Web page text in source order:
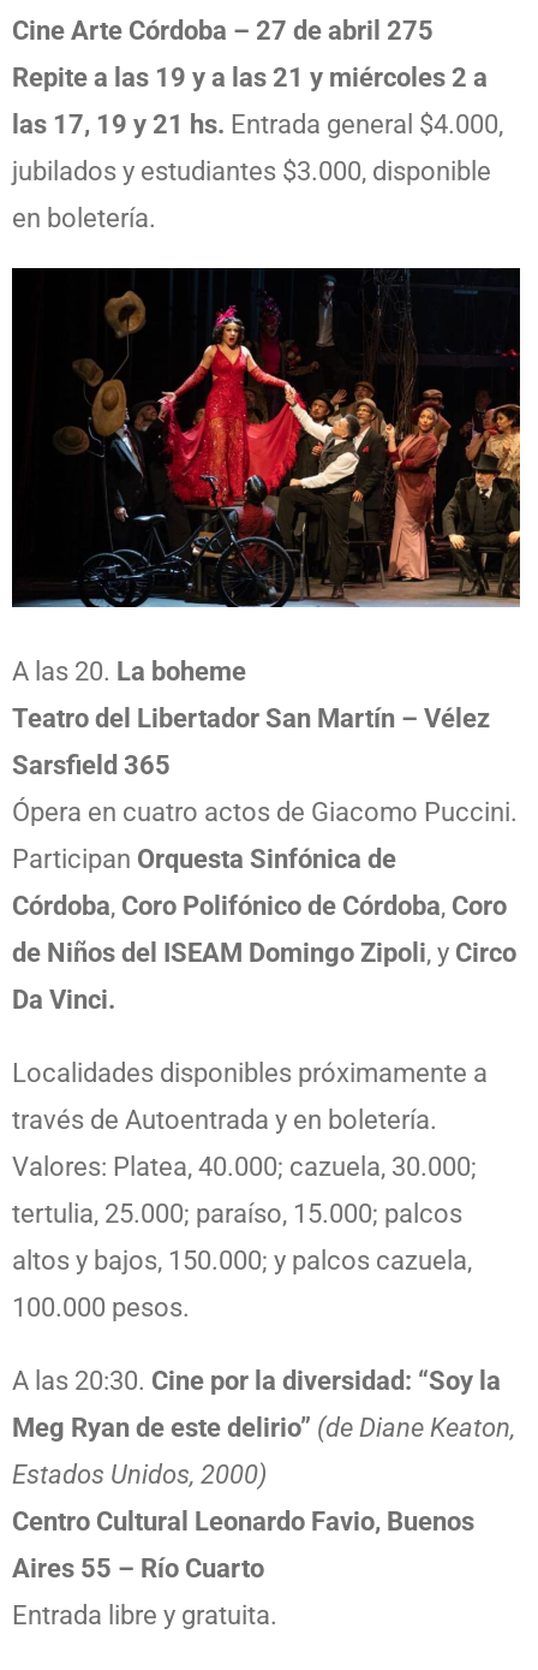
Cine Arte Córdoba – 27 de abril 275
Repite a las 19 y a las 21 y miércoles 2 a
las 17, 19 y 21 hs. Entrada general $4.000,
jubilados y estudiantes $3.000, disponible
en boletería.
A las 20. La boheme
Teatro del Libertador San Martín – Vélez
Sarsfield 365
Ópera en cuatro actos de Giacomo Puccini.
Participan Orquesta Sinfónica de
Córdoba, Coro Polifónico de Córdoba, Coro
de Niños del ISEAM Domingo Zipoli, y Circo
Da Vinci.
Localidades disponibles próximamente a
través de Autoentrada y en boletería.
Valores: Platea, 40.000; cazuela, 30.000;
tertulia, 25.000; paraíso, 15.000; palcos
altos y bajos, 150.000; y palcos cazuela,
100.000 pesos.
A las 20:30. Cine por la diversidad: “Soy la
Meg Ryan de este delirio” (de Diane Keaton,
Estados Unidos, 2000)
Centro Cultural Leonardo Favio, Buenos
Aires 55 – Río Cuarto
Entrada libre y gratuita.